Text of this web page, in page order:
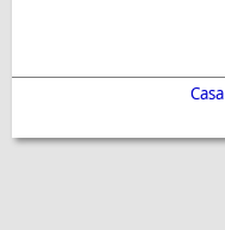
Casa